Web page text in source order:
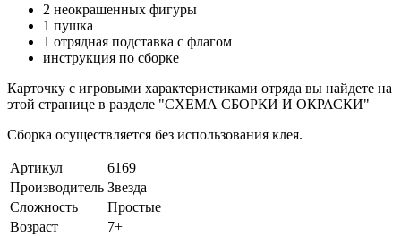
2 неокрашенных фигуры
1 пушка
1 отрядная подставка с флагом
инструкция по сборке
Карточку с игровыми характеристиками отряда вы найдете на
этой странице в разделе "СХЕМА СБОРКИ И ОКРАСКИ"
Сборка осуществляется без использования клея.
Артикул
6169
Производитель Звезда
Сложность
Простые
Возраст
7+